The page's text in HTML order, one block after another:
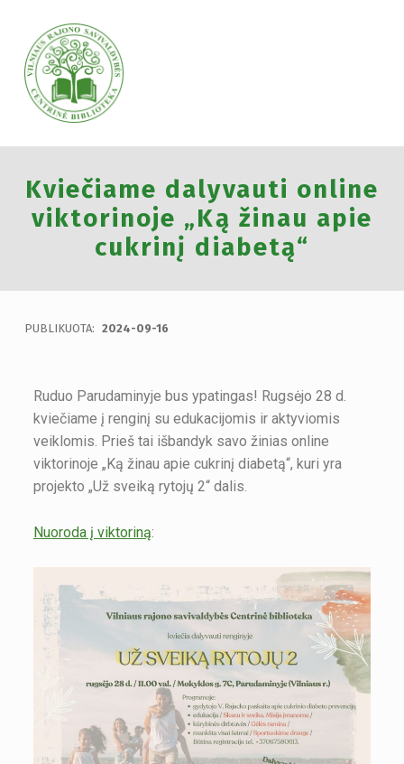
VILNIAUS RAJONO SAVIVALDYBĖS CENTRINĖ BIBLIOTEKA
Kviečiame dalyvauti online
viktorinoje „Ką žinau apie
cukrinį diabetą“
PUBLIKUOTA: 2024-09-16
Ruduo Parudaminyje bus ypatingas! Rugsėjo 28 d.
kviečiame į renginį su edukacijomis ir aktyviomis
veiklomis. Prieš tai išbandyk savo žinias online
viktorinoje „Ką žinau apie cukrinį diabetą“, kuri yra
projekto „Už sveiką rytojų 2“ dalis.
Nuoroda į viktoriną: